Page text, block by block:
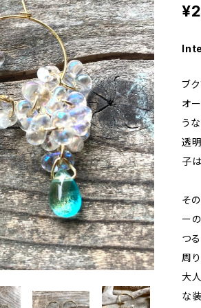
ブ
オ
う
透
子
そ
ーの
つ
周
大
な